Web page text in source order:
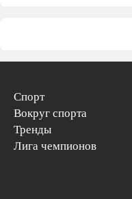
Спорт
Вокруг спорта
Тренды
Лига чемпионов